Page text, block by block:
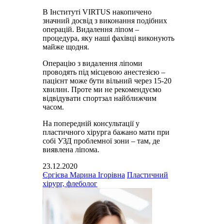
В Інституті VIRTUS накопичено
значний досвід з виконання подібних
операцій. Видалення ліпом –
процедура, яку наші фахівці виконують
майже щодня.
Операцію з видалення ліпоми
проводять під місцевою анестезією –
пацієнт може бути вільний через 15-20
хвилин. Проте ми не рекомендуємо
відвідувати спортзал найближчим
часом.
На попередній консультації у
пластичного хірурга бажано мати при
собі УЗД проблемної зони – там, де
виявлена ​​ліпома.
23.12.2020
Єргієва Марина Ігорівна Пластичний
хірург, флеболог